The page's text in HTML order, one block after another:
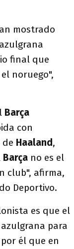
mostrado
final que
noruego",
Barça
con
Haaland,
Barça no es el
club", afirma,
Deportivo.
es que el
para
él que en